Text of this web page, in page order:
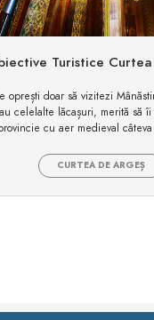
Turistice
oprești doar să vizitezi
celelalte lăcașuri, merită să
cu aer medieval
CURTEA DE ARGEȘ